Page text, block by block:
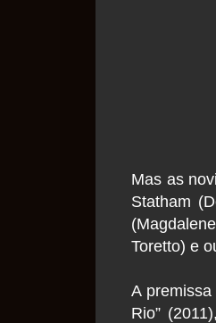
Mas as
Statham
Toretto) e
A
Rio”